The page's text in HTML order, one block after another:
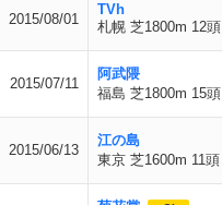
2015/08/01
TVh
札幌 芝1800m 12頭
2015/07/11
阿武隈
福島 芝1800m 15頭
2015/06/13
江の島
東京 芝1600m 11頭